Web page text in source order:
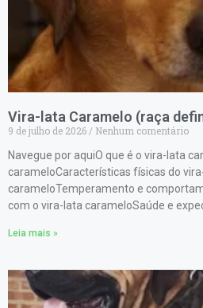
Vira-lata Caramelo (raça
9 de julho de 2026
Nenhum comentário
Navegue por aquiO que é o vira-lata
carameloCaracterísticas físicas do
carameloTemperamento e
com o vira-lata carameloSaúde e
Leia mais »